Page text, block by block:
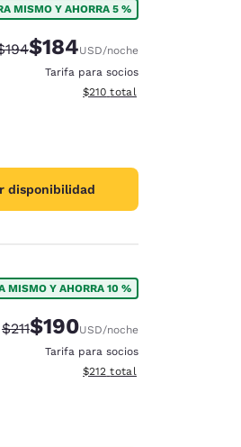
MISMO Y AHORRA 5 %
tachada:
Tarifa reducida:
$184USD/noche
Tarifa para socios
Ver detalles totales
$210 total
disponibilidad
MISMO Y AHORRA 10 %
Tarifa tachada:
$211Tarifa reducida:
$190USD/noche
Tarifa para socios
Ver detalles totales
$212 total